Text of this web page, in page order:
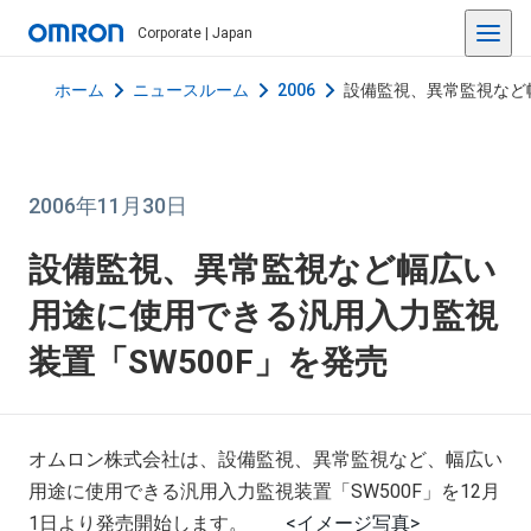
Corporate | Japan
ホーム ニュースルーム 2006 設備監視、異常監視な
2006年11月30日
設備監視、異常監視など幅広い
用途に使用できる汎用入力監視
装置「SW500F」を発売
オムロン株式会社は、設備監視、異常監視など、幅広い
用途に使用できる汎用入力監視装置「SW500F」を12月
1日より発売開始します。 <イメージ写真>